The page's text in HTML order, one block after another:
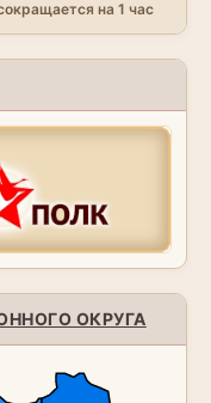
на 1 час
ОКРУГА